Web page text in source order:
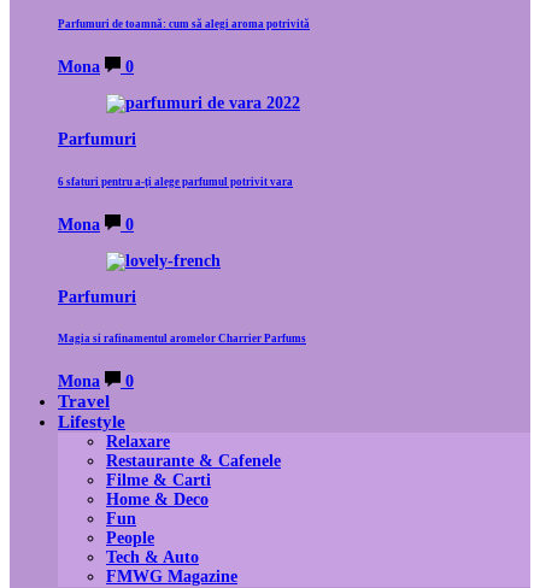
Parfumuri de toamnă: cum să alegi aroma potrivită
Mona 0
Parfumuri
6 sfaturi pentru a-ți alege parfumul potrivit vara
Mona 0
Parfumuri
Magia si rafinamentul aromelor Charrier Parfums
Mona 0
Travel
Lifestyle
Relaxare
Restaurante & Cafenele
Filme & Carti
Home & Deco
Fun
People
Tech & Auto
FMWG Magazine